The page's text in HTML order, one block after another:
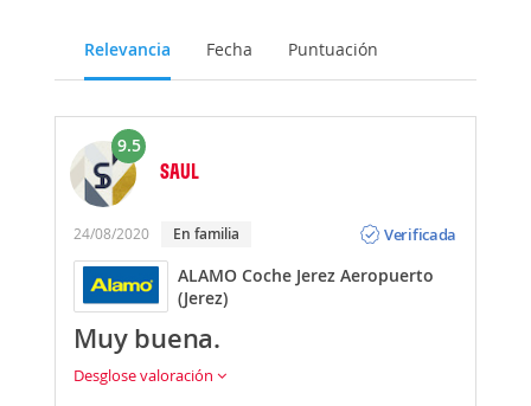
Relevancia Fecha Puntuación
9.5
SAUL
24/08/2020 En familia
Verificada
ALAMO Coche Jerez Aeropuerto
(Jerez)
Muy buena.
Desglose valoración